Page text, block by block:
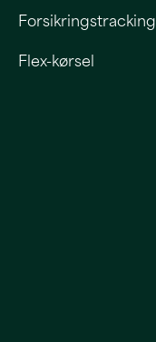
Forsikringstracking
Flex-kørsel